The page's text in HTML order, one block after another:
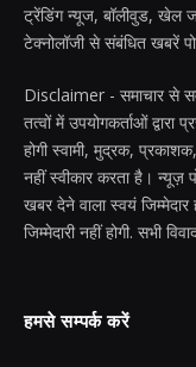
ट्रेंडिंग न्यूज, बॉलीवुड, खेल
टेक्नोलॉजी से संबंधित खबरें
Disclaimer - समाचार से
तत्वों में उपयोगकर्ताओं द्वारा
होगी स्वामी, मुद्रक,
नहीं स्वीकार करता है। न्यूज़
खबर देने वाला स्वयं
जिम्मेदारी नहीं होगी. सभी
हमसे सम्पर्क करें